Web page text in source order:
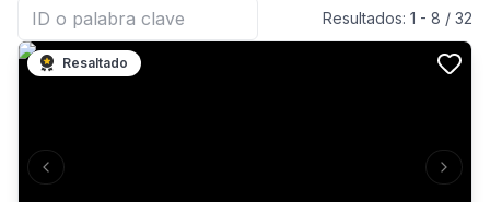
Resultados: 1 - 8 / 32
Previous slide Next
Resaltado